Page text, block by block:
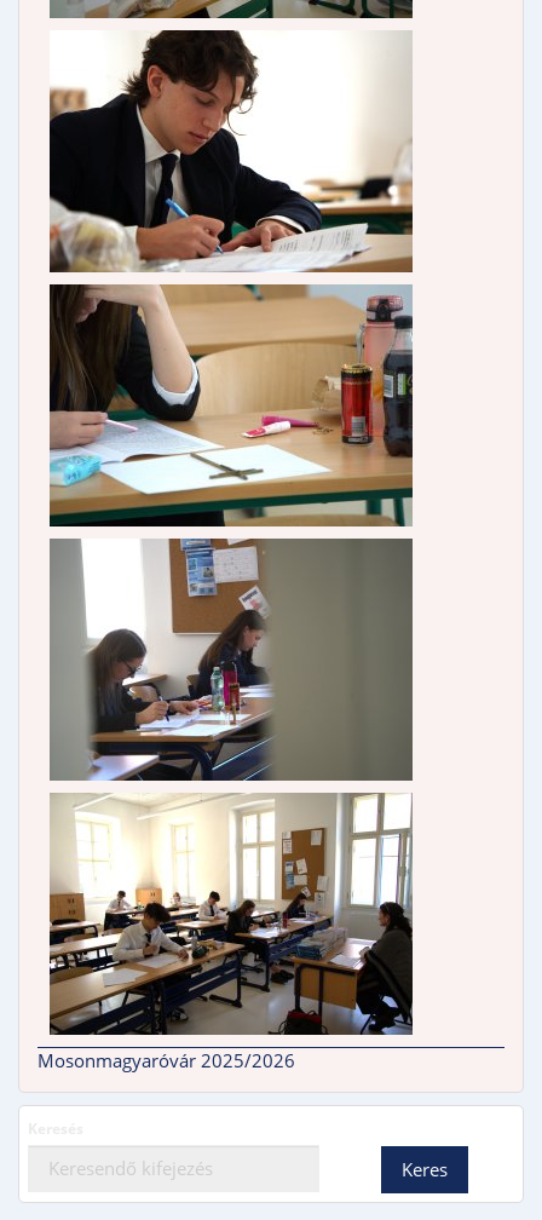
Mosonmagyaróvár 2025/2026